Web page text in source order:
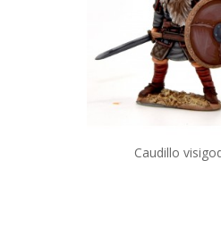
Añadir al
Caudillo